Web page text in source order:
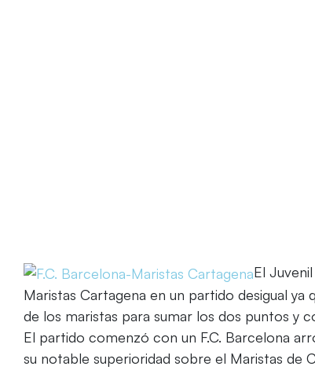
El
Maristas Cartagena en un partido desigual
de los maristas para sumar los dos puntos y
El partido comenzó con un F.C. Barcelona
su notable superioridad sobre el Maristas de